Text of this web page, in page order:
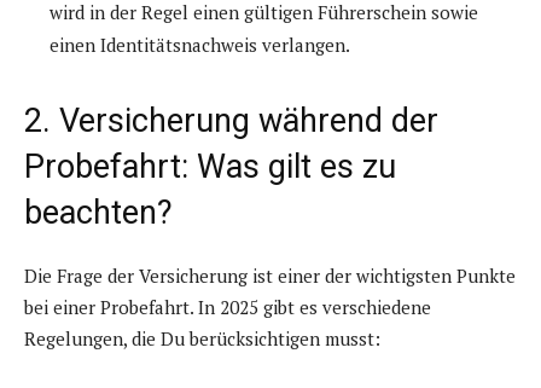
wird in der Regel einen gültigen Führerschein sowie
einen Identitätsnachweis verlangen.
2. Versicherung während der
Probefahrt: Was gilt es zu
beachten?
Die Frage der Versicherung ist einer der wichtigsten Punkte
bei einer Probefahrt. In 2025 gibt es verschiedene
Regelungen, die Du berücksichtigen musst: